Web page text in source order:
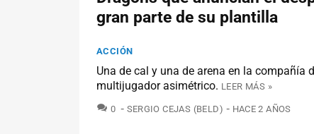
gran parte de su plantilla
ACCIÓN
Una de cal y una de arena en la compañía
multijugador asimétrico. LEER MÁS »
0 COMENTARIOS
SERGIO CEJAS (BELD) HACE 2 AÑOS